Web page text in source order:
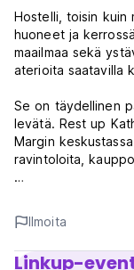
Hostelli, toisin kuin
huoneet ja
maailmaa sekä
aterioita saatavilla
Se on täydellinen
levätä. Rest up
Margin
ravintoloita,
upeat näkymät
nopea Wi-Fi-
kiinteistössä.
terassiravintolassa.
Ilmoita
Linkup-